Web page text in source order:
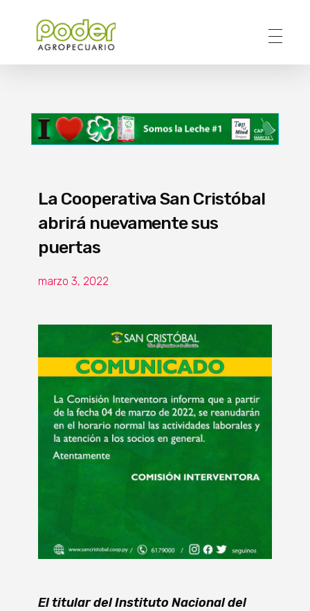
La Cooperativa San Cristóbal
abrirá nuevamente sus
puertas
marzo 3, 2022
El titular del Instituto Nacional del